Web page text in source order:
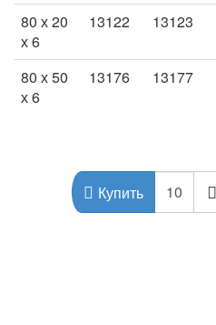
80 х 20
х 6
13122 13123
80 х 50
х 6
13176 13177
Купить